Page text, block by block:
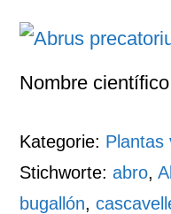
Nombre
Kategorie: Plantas
Stichworte:abro,
bugallón,